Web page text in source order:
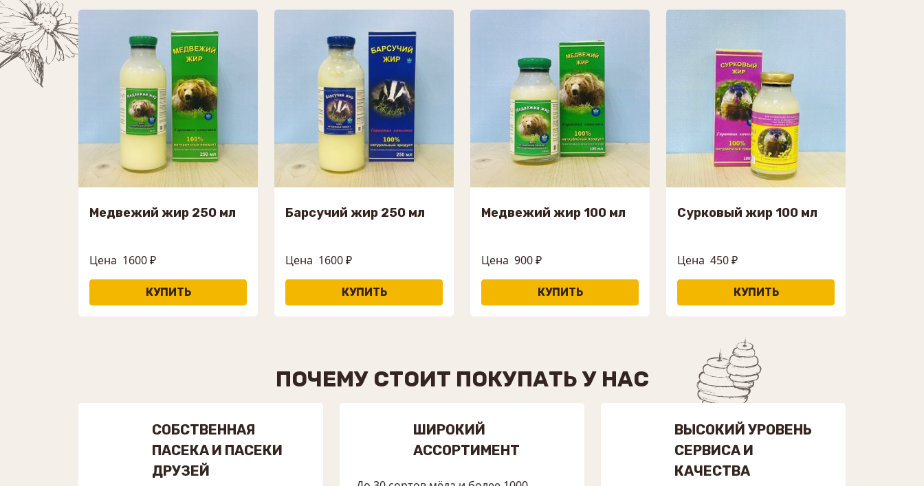
Медвежий жир 250 мл
Цена 1600 ₽
Барсучий жир 250 мл
Цена 1600 ₽
Медвежий жир 100 мл
Цена 900 ₽
Сурковый жир 100 мл
Цена 450 ₽
ПОЧЕМУ СТОИТ ПОКУПАТЬ У НАС
СОБСТВЕННАЯ
ПАСЕКА И ПАСЕКИ
ДРУЗЕЙ
ШИРОКИЙ
АССОРТИМЕНТ
ВЫСОКИЙ УРОВЕНЬ
СЕРВИСА И
КАЧЕСТВА